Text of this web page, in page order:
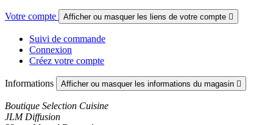
Votre compte Afficher ou masquer les liens de votre compte 
Suivi de commande
Connexion
Créez votre compte
Informations Afficher ou masquer les informations du magasin 
Boutique Selection Cuisine
JLM Diffusion